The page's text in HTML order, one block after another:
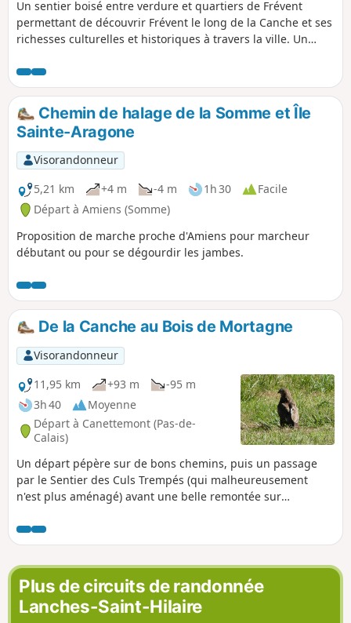
Un sentier boisé entre verdure et quartiers de Frévent
permettant de découvrir Frévent le long de la Canche et ses
richesses culturelles et historiques à travers la ville. Un
Chemin de halage de la Somme et Île
Sainte-Aragone
Visorandonneur
5,21 km
+4 m -4 m 1h 30
Facile
Départ à Amiens (Somme)
Proposition de marche proche d'Amiens pour marcheur
débutant ou pour se dégourdir les jambes.
De la Canche au Bois de Mortagne
Visorandonneur
11,95 km
+93 m
-95 m
3h 40
Moyenne
Départ à Canettemont (Pas-de-
Calais)
Un départ pépère sur de bons chemins, puis un passage
par le Sentier des Culs Trempés (qui malheureusement
n'est plus aménagé) avant une belle remontée sur
Plus de circuits de randonnée
Lanches-Saint-Hilaire